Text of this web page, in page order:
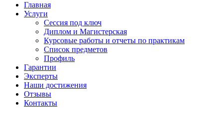
Главная
Услуги
Сессия под ключ
Диплом и Магистерская
Курсовые работы и отчеты по практикам
Список предметов
Профиль
Гарантии
Эксперты
Наши достижения
Отзывы
Контакты